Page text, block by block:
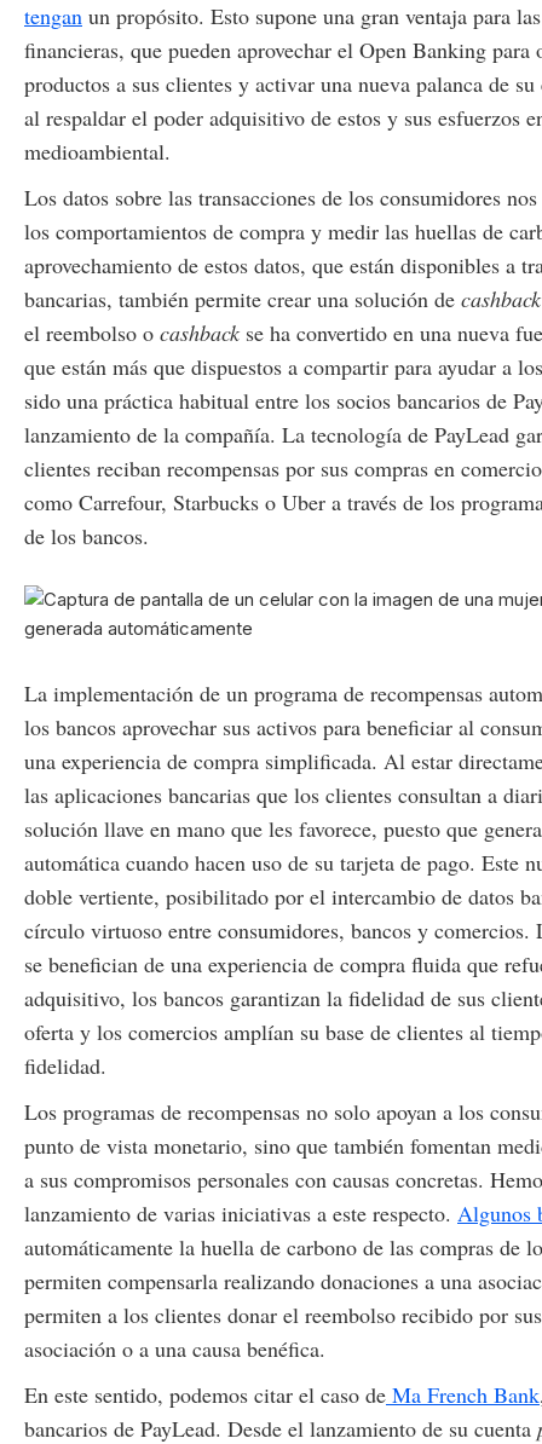
tengan un propósito. Esto supone una gran ventaja para
financieras, que pueden aprovechar el Open Banking para
productos a sus clientes y activar una nueva palanca de
al respaldar el poder adquisitivo de estos y sus esfuerzos
medioambiental.
Los datos sobre las transacciones de los consumidores
los comportamientos de compra y medir las huellas de
aprovechamiento de estos datos, que están disponibles a
bancarias, también permite crear una solución de cashback
el reembolso o cashback se ha convertido en una nueva
que están más que dispuestos a compartir para ayudar a
sido una práctica habitual entre los socios bancarios de
lanzamiento de la compañía. La tecnología de PayLead
clientes reciban recompensas por sus compras en
como Carrefour, Starbucks o Uber a través de los
de los bancos.
La implementación de un programa de recompensas
los bancos aprovechar sus activos para beneficiar al
una experiencia de compra simplificada. Al estar
las aplicaciones bancarias que los clientes consultan a
solución llave en mano que les favorece, puesto que
automática cuando hacen uso de su tarjeta de pago. Este
doble vertiente, posibilitado por el intercambio de datos
círculo virtuoso entre consumidores, bancos y comercios.
se benefician de una experiencia de compra fluida que
adquisitivo, los bancos garantizan la fidelidad de sus
oferta y los comercios amplían su base de clientes al
fidelidad.
Los programas de recompensas no solo apoyan a los
punto de vista monetario, sino que también fomentan
a sus compromisos personales con causas concretas.
lanzamiento de varias iniciativas a este respecto. Algunos
automáticamente la huella de carbono de las compras de
permiten compensarla realizando donaciones a una
permiten a los clientes donar el reembolso recibido por
asociación o a una causa benéfica.
En este sentido, podemos citar el caso de Ma French Bank
bancarios de PayLead. Desde el lanzamiento de su cuenta